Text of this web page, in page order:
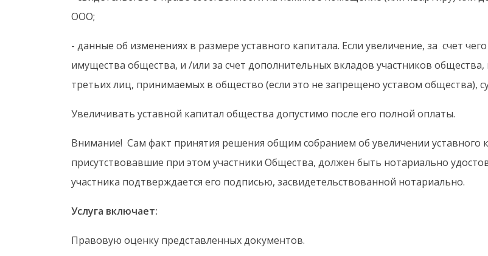
ООО;
- данные об изменениях в размере уставного капитала. Если увеличение, за счет чего
имущества общества, и /или за счет дополнительных вкладов участников общества,
третьих лиц, принимаемых в общество (если это не запрещено уставом общества),
Увеличивать уставной капитал общества допустимо после его полной оплаты.
Внимание! Сам факт принятия решения общим собранием об увеличении уставного
присутствовавшие при этом участники Общества, должен быть нотариально
участника подтверждается его подписью, засвидетельствованной нотариально.
Услуга включает:
Правовую оценку представленных документов.